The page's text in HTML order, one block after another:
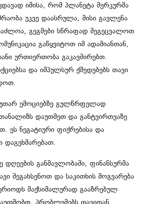
იმისა, რომ პლანეტა მერკურმა
უკვე დაასრულა, მისი გავლენა
გეგმები სწრაფად შეგეცვალოთ
გაწყვიტოთ იმ ადამიანთან,
ურთიერთობა გაკავშირებთ.
და იმპულსურ ქმედებებს თავი
ემოციებზე გულწრფელად
დაუთმეთ და განტვირთვაზე
ეს ნეგატიური ფიქრებისა და
დაგეხმარებათ.
დღეების განმავლობაში, ფინანსურმა
შეგახსენოთ და საკითხის მოგვარება
მაქსიმალურად გააზრებულ